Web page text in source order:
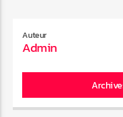
Auteur
Admin